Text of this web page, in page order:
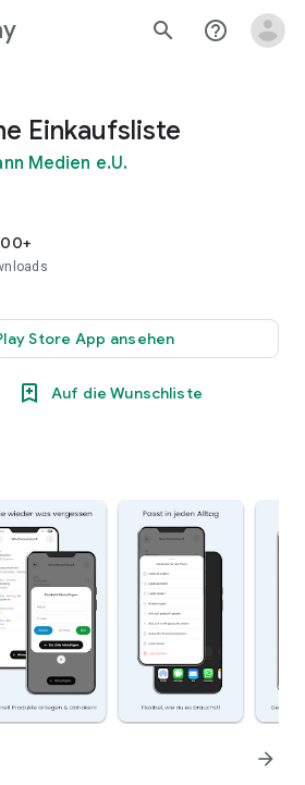
search help_outline
Einkaufsliste
Medien e.U.
Store App ansehen
Auf die Wunschliste
arrow_forward